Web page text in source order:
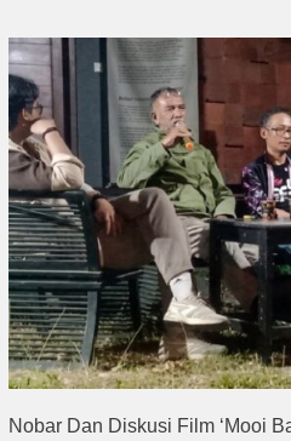
Nobar Dan Diskusi Film ‘Mooi